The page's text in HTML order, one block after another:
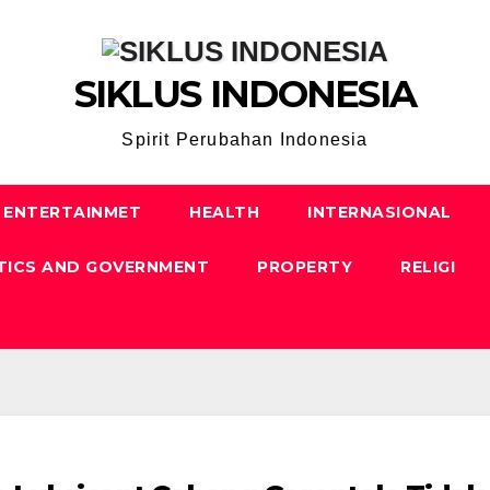
SIKLUS INDONESIA
Spirit Perubahan Indonesia
ENTERTAINMET HEALTH INTERNASIONAL
AND GOVERNMENT PROPERTY RELIGI